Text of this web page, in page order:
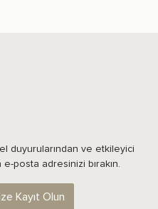
duyurularından ve etkileyici
posta adresinizi bırakın.
Kayıt Olun